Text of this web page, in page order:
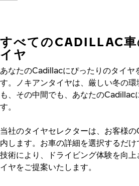
すべてのCADILLAC
イヤ
あなたのCadillacにぴったりのタイ
す。ノキアンタイヤは、厳しい冬の
も、その中間でも、あなたの
す。
当社のタイヤセレクターは、お客様
内します。お車の詳細を選択するだ
技術により、ドライビング体験を向
イヤをご提案いたします。